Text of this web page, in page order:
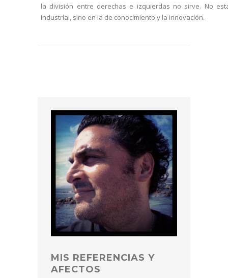
la división entre derechas e izquierdas no sirve. No
industrial, sino en la de conocimiento y la innovación.
MIS REFERENCIAS Y
AFECTOS